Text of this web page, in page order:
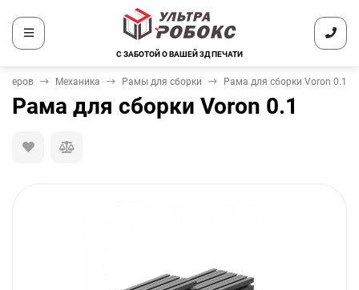
С ЗАБОТОЙ О ВАШЕЙ 3Д ПЕЧАТИ
Механика Рамы для сборки Рама для сборки Voron 0.1
Рама для сборки Voron 0.1